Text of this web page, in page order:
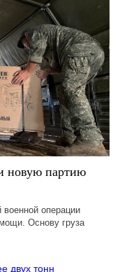
новую партию
операции
Основу груза